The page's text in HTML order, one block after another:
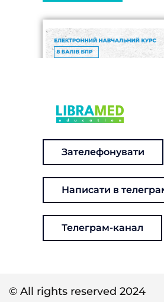
ЕНК: Вакцинація
контроль. Роль
Що змінилось та
Дійсний: 09.12.2025
Зателефонувати
Написати в
Телеграм-канал
© All rights reserved 2024